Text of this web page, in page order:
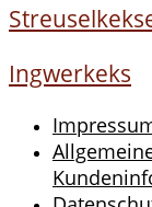
Ingwerkeks